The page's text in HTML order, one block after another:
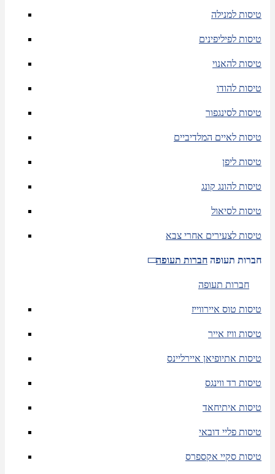
טיסות למנילה
טיסות לפיליפינים
טיסות להאנוי
טיסות להודו
טיסות לסינגפור
טיסות לאיים המלדיביים
טיסות ליפן
טיסות להונג קונג
טיסות לסיאול
טיסות לצעירים אחרי צבא
חברות תעופה חברות תעופה
חברות תעופה
טיסות טוס איירווייז
טיסות וויז אייר
טיסות אתיופיאן איירליינס
טיסות רד ווינגס
טיסות איתיחאד
טיסות פליי דובאי
טיסות סקיי אקספרס